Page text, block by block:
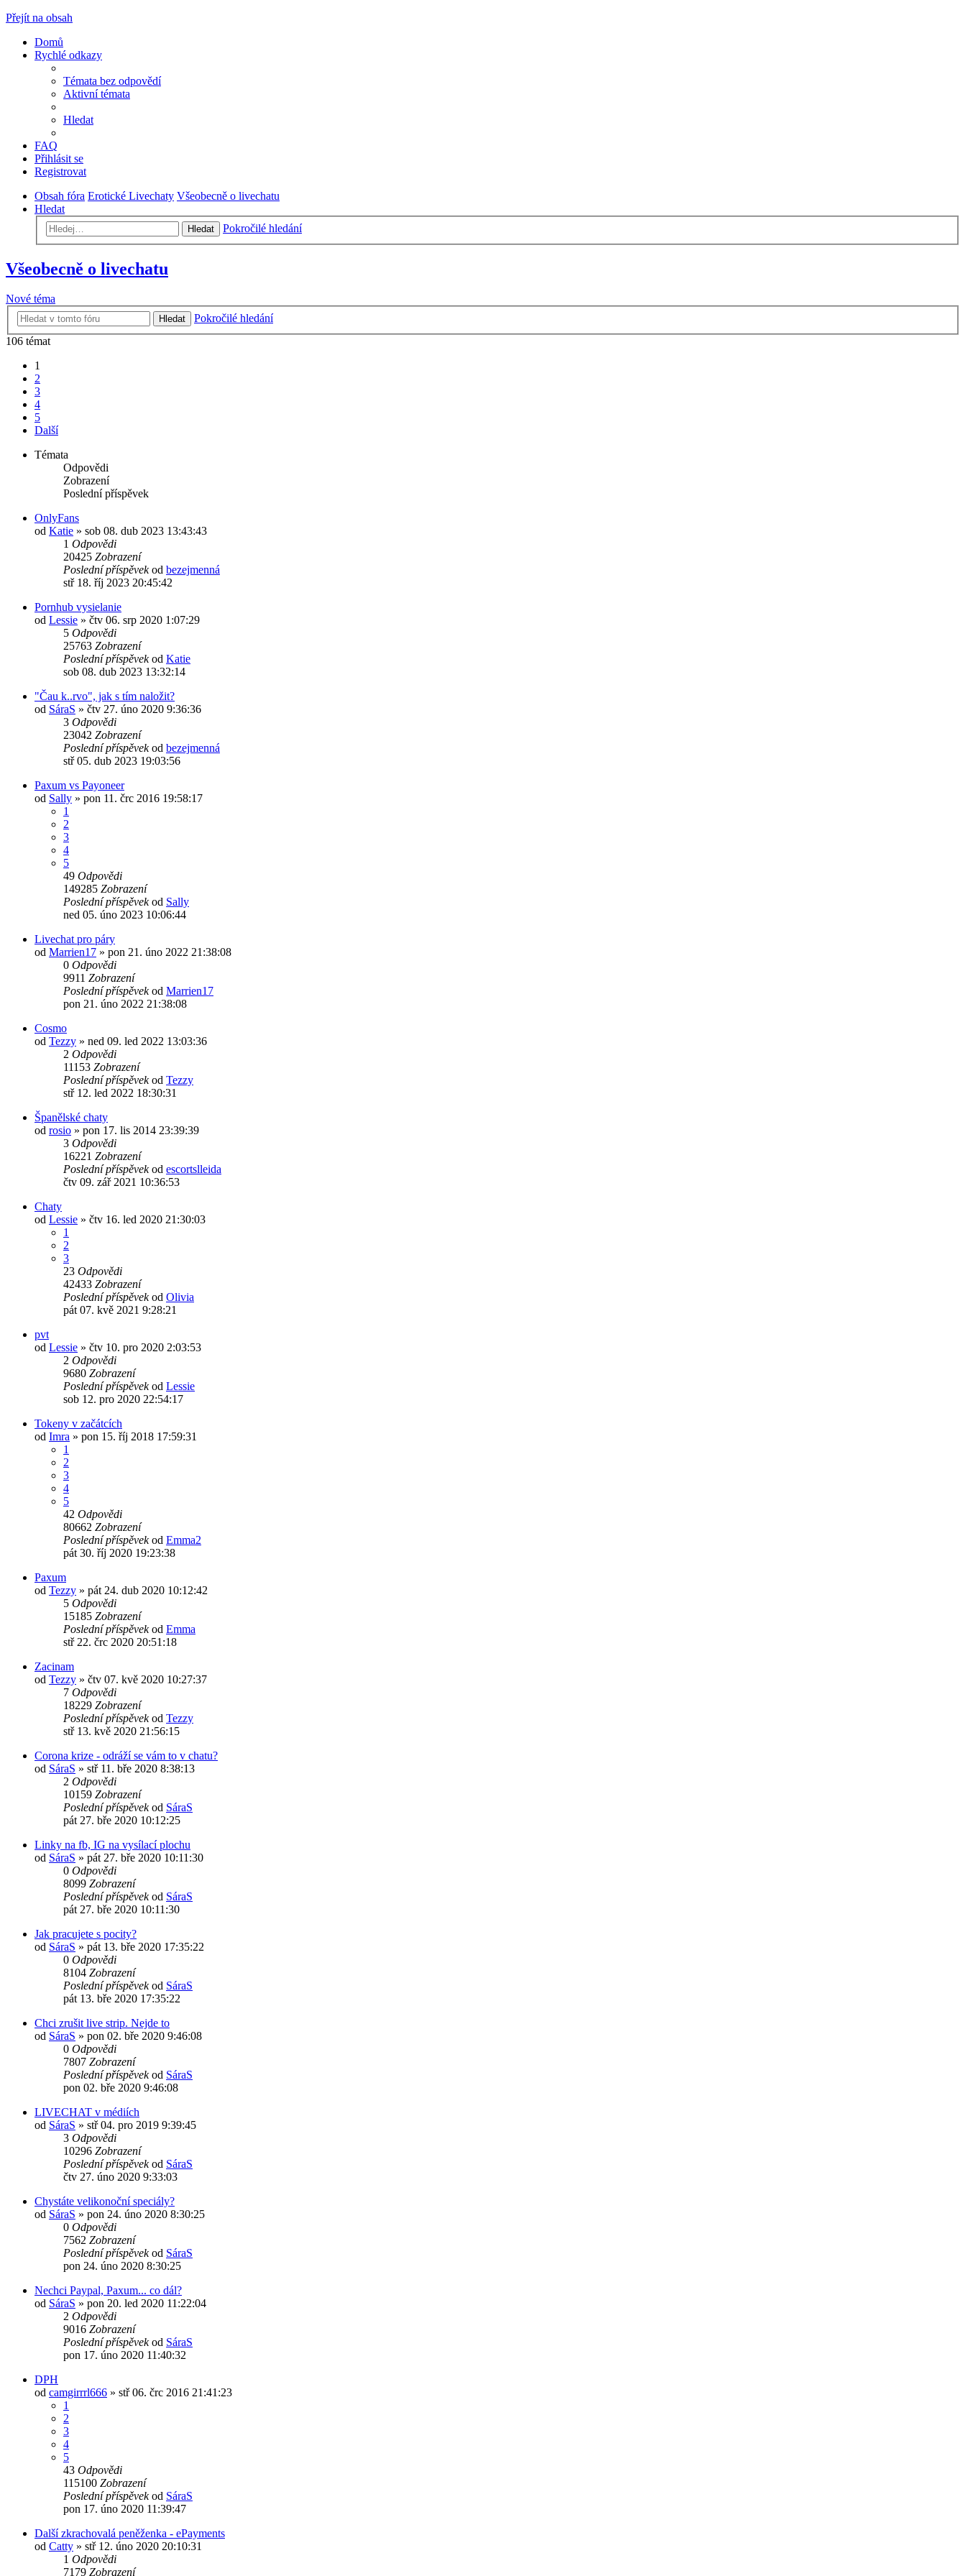
Přejít na obsah
Domů
Rychlé odkazy
Témata bez odpovědí
Aktivní témata
Hledat
FAQ
Přihlásit se
Registrovat
Obsah fóra Erotické Livechaty Všeobecně o livechatu
Hledat
Hledat Pokročilé hledání
Všeobecně o livechatu
Nové téma
Hledat
Pokročilé hledání
106 témat
1
2
3
4
5
Další
Témata
Odpovědi
Zobrazení
Poslední příspěvek
OnlyFans
od Katie » sob 08. dub 2023 13:43:43
1 Odpovědi
20425 Zobrazení
Poslední příspěvekod bezejmenná
stř 18. říj 2023 20:45:42
Pornhub vysielanie
od Lessie » čtv 06. srp 2020 1:07:29
5 Odpovědi
25763 Zobrazení
Poslední příspěvekod Katie
sob 08. dub 2023 13:32:14
"Čau k..rvo", jak s tím naložit?
od SáraS » čtv 27. úno 2020 9:36:36
3 Odpovědi
23042 Zobrazení
Poslední příspěvekod bezejmenná
stř 05. dub 2023 19:03:56
Paxum vs Payoneer
od Sally » pon 11. črc 2016 19:58:17
1
2
3
4
5
49 Odpovědi
149285 Zobrazení
Poslední příspěvekod Sally
ned 05. úno 2023 10:06:44
Livechat pro páry
od Marrien17 » pon 21. úno 2022 21:38:08
0 Odpovědi
9911 Zobrazení
Poslední příspěvekod Marrien17
pon 21. úno 2022 21:38:08
Cosmo
od Tezzy » ned 09. led 2022 13:03:36
2 Odpovědi
11153 Zobrazení
Poslední příspěvekod Tezzy
stř 12. led 2022 18:30:31
Španělské chaty
od rosio » pon 17. lis 2014 23:39:39
3 Odpovědi
16221 Zobrazení
Poslední příspěvekod escortslleida
čtv 09. zář 2021 10:36:53
Chaty
od Lessie » čtv 16. led 2020 21:30:03
1
2
3
23 Odpovědi
42433 Zobrazení
Poslední příspěvekod Olivia
pát 07. kvě 2021 9:28:21
pvt
od Lessie » čtv 10. pro 2020 2:03:53
2 Odpovědi
9680 Zobrazení
Poslední příspěvekod Lessie
sob 12. pro 2020 22:54:17
Tokeny v začátcích
od Imra » pon 15. říj 2018 17:59:31
1
2
3
4
5
42 Odpovědi
80662 Zobrazení
Poslední příspěvekod Emma2
pát 30. říj 2020 19:23:38
Paxum
od Tezzy » pát 24. dub 2020 10:12:42
5 Odpovědi
15185 Zobrazení
Poslední příspěvekod Emma
stř 22. črc 2020 20:51:18
Zacinam
od Tezzy » čtv 07. kvě 2020 10:27:37
7 Odpovědi
18229 Zobrazení
Poslední příspěvekod Tezzy
stř 13. kvě 2020 21:56:15
Corona krize - odráží se vám to v chatu?
od SáraS » stř 11. bře 2020 8:38:13
2 Odpovědi
10159 Zobrazení
Poslední příspěvekod SáraS
pát 27. bře 2020 10:12:25
Linky na fb, IG na vysílací plochu
od SáraS » pát 27. bře 2020 10:11:30
0 Odpovědi
8099 Zobrazení
Poslední příspěvekod SáraS
pát 27. bře 2020 10:11:30
Jak pracujete s pocity?
od SáraS » pát 13. bře 2020 17:35:22
0 Odpovědi
8104 Zobrazení
Poslední příspěvekod SáraS
pát 13. bře 2020 17:35:22
Chci zrušit live strip. Nejde to
od SáraS » pon 02. bře 2020 9:46:08
0 Odpovědi
7807 Zobrazení
Poslední příspěvekod SáraS
pon 02. bře 2020 9:46:08
LIVECHAT v médiích
od SáraS » stř 04. pro 2019 9:39:45
3 Odpovědi
10296 Zobrazení
Poslední příspěvekod SáraS
čtv 27. úno 2020 9:33:03
Chystáte velikonoční speciály?
od SáraS » pon 24. úno 2020 8:30:25
0 Odpovědi
7562 Zobrazení
Poslední příspěvekod SáraS
pon 24. úno 2020 8:30:25
Nechci Paypal, Paxum... co dál?
od SáraS » pon 20. led 2020 11:22:04
2 Odpovědi
9016 Zobrazení
Poslední příspěvekod SáraS
pon 17. úno 2020 11:40:32
DPH
od camgirrrl666 » stř 06. črc 2016 21:41:23
1
2
3
4
5
43 Odpovědi
115100 Zobrazení
Poslední příspěvekod SáraS
pon 17. úno 2020 11:39:47
Další zkrachovalá peněženka - ePayments
od Catty » stř 12. úno 2020 20:10:31
1 Odpovědi
7179 Zobrazení